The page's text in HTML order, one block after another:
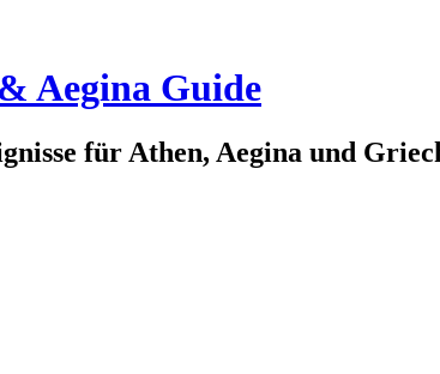
Aegina Guide
für Athen, Aegina und